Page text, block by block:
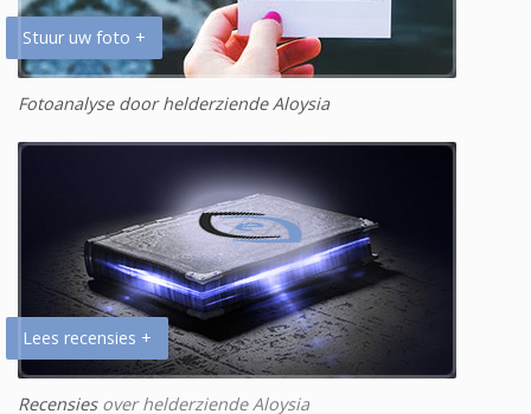
Stuur uw foto +
Fotoanalyse door helderziende Aloysia
Lees recensies +
Recensiesover helderziende Aloysia